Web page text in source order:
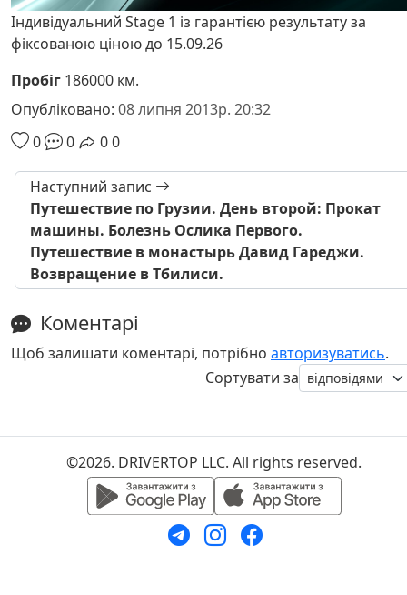
Індивідуальний Stage 1 із гарантією результату за
фіксованою ціною до 15.09.26
Пробіг 186000 км.
Опубліковано: 08 липня 2013р. 20:32
0
0 00
Наступний запис
Путешествие по Грузии. День второй: Прокат
машины. Болезнь Ослика Первого.
Путешествие в монастырь Давид Гареджи.
Возвращение в Тбилиси.
Коментарі
Щоб залишати коментарі, потрібно авторизуватись.
Сортувати за
©2026. DRIVERTOP LLC. All rights reserved.